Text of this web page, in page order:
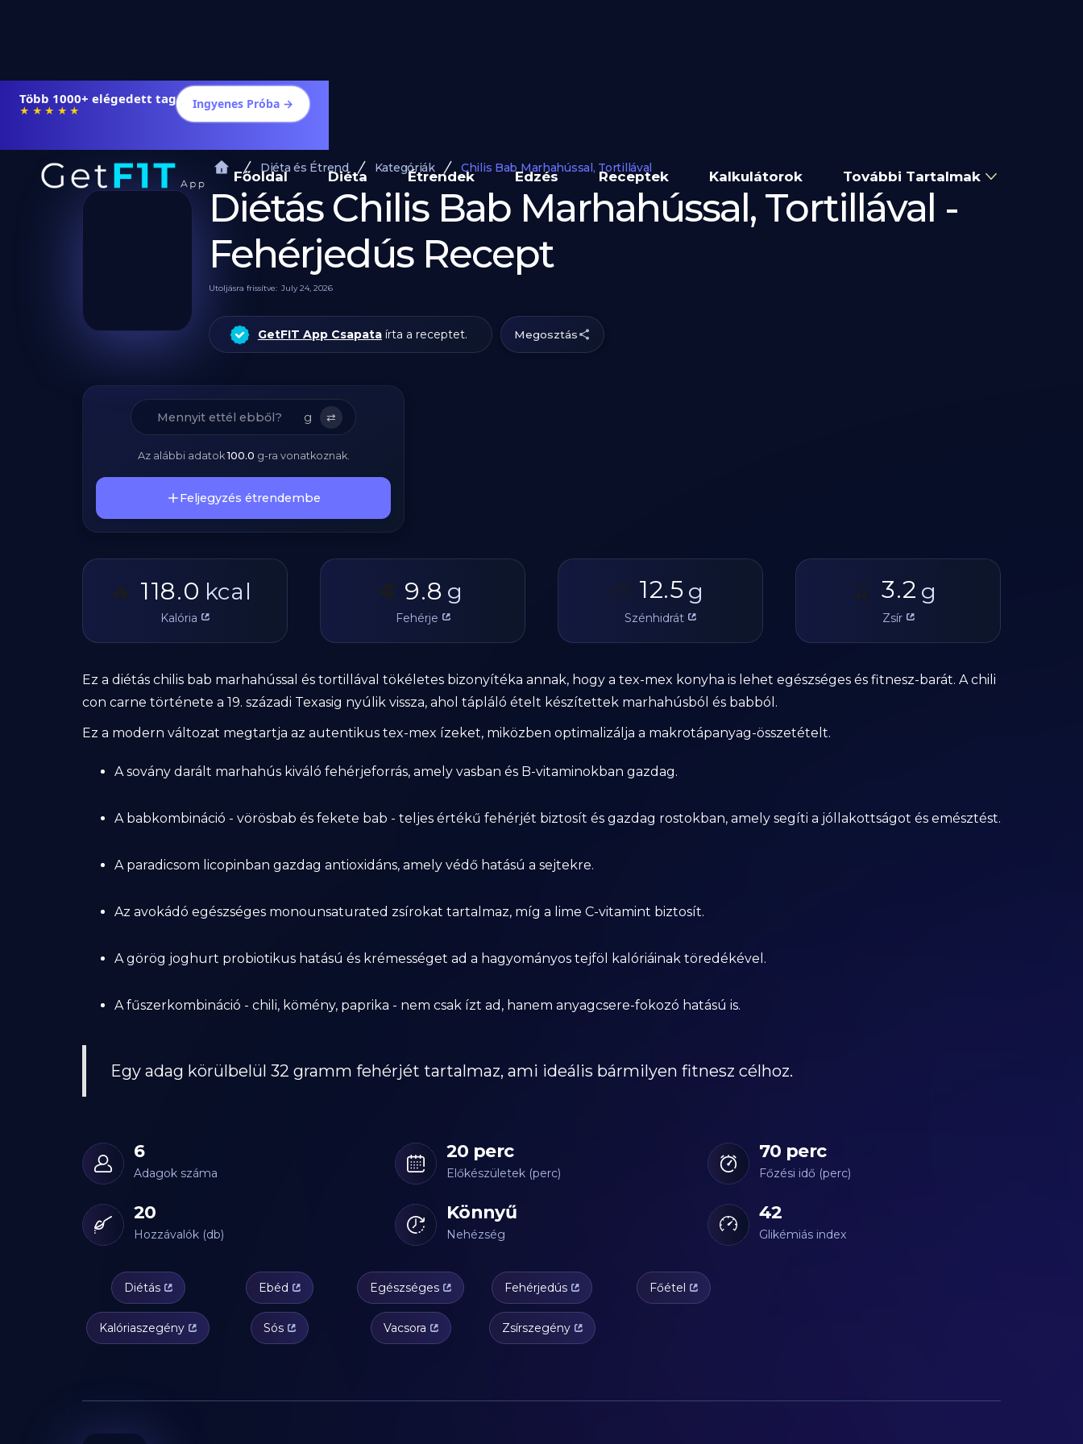
Több 1000+ elégedett tag
★★★★★ Ingyenes Próba →
Főoldal Diéta Étrendek Edzés Receptek Kalkulátorok További Tartalmak
Diéta és Étrend Kategóriák Chilis Bab Marhahússal, Tortillával
Diétás Chilis Bab Marhahússal, Tortillával -
Fehérjedús Recept
Utoljásra frissítve: July 24, 2026
GetFIT App Csapataírta a receptet. Megosztás
g ⇄
Az alábbi adatok100.0 g-ra vonatkoznak.
Feljegyzés étrendembe
🔥 118.0 kcal
Kalória
🥩 9.8 g
Fehérje
🥔 12.5 g
Szénhidrát
🫒 3.2 g
Zsír
Ez a diétás chilis bab marhahússal és tortillával tökéletes bizonyítéka annak, hogy a tex-mex konyha is lehet egészséges és fitnesz-barát. A chili
con carne története a 19. századi Texasig nyúlik vissza, ahol tápláló ételt készítettek marhahúsból és babból.
Ez a modern változat megtartja az autentikus tex-mex ízeket, miközben optimalizálja a makrotápanyag-összetételt.
A sovány darált marhahús kiváló fehérjeforrás, amely vasban és B-vitaminokban gazdag.
A babkombináció - vörösbab és fekete bab - teljes értékű fehérjét biztosít és gazdag rostokban, amely segíti a jóllakottságot és emésztést.
A paradicsom licopinban gazdag antioxidáns, amely védő hatású a sejtekre.
Az avokádó egészséges monounsaturated zsírokat tartalmaz, míg a lime C-vitamint biztosít.
A görög joghurt probiotikus hatású és krémességet ad a hagyományos tejföl kalóriáinak töredékével.
A fűszerkombináció - chili, kömény, paprika - nem csak ízt ad, hanem anyagcsere-fokozó hatású is.
Egy adag körülbelül 32 gramm fehérjét tartalmaz, ami ideális bármilyen fitnesz célhoz.
6
Adagok száma
20 perc
Előkészületek (perc)
70 perc
Főzési idő (perc)
20
Hozzávalók (db)
Könnyű
Nehézség
42
Glikémiás index
Diétás Ebéd Egészséges Fehérjedús Főétel
Kalóriaszegény Sós Vacsora Zsírszegény